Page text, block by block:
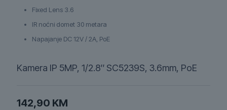
Fixed Lens 3.6
IR noćni domet 30 metara
Napajanje DC 12V / 2A, PoE
Kamera IP 5MP, 1/2.8″ SC5239S, 3.6mm, PoE
142,90 KM